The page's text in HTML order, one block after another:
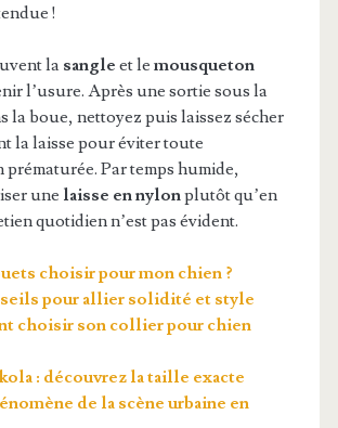
!
la sangle et le mousqueton
l’usure. Après une sortie sous la
la boue, nettoyez puis laissez sécher
la laisse pour éviter toute
Par temps humide,
une laisse en nylonplutôt qu’en
quotidien n’est pas évident.
choisir pour mon chien ?
pour allier solidité et style
choisir son collier pour chien
: découvrez la taille exacte
de la scène urbaine en